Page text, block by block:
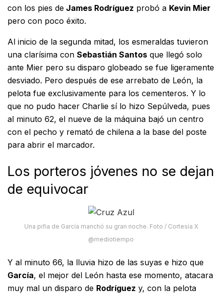
con los pies de James Rodríguez probó a Kevin Mier
pero con poco éxito.
Al inicio de la segunda mitad, los esmeraldas tuvieron
una clarísima con Sebastián Santos que llegó solo
ante Mier pero su disparo globeado se fue ligeramente
desviado. Pero después de ese arrebato de León, la
pelota fue exclusivamente para los cementeros. Y lo
que no pudo hacer Charlie sí lo hizo Sepúlveda, pues
al minuto 62, el nueve de la máquina bajó un centro
con el pecho y remató de chilena a la base del poste
para abrir el marcador.
Los porteros jóvenes no se dejan
de equivocar
Una pifia de García manchó su gran noche. Foto / Cortesía X
@mediotiempo
Y al minuto 66, la lluvia hizo de las suyas e hizo que
García, el mejor del León hasta ese momento, atacara
muy mal un disparo de Rodríguez y, con la pelota